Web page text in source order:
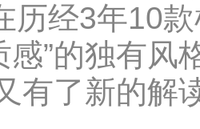
3年10款
感”的独有
有了新的解